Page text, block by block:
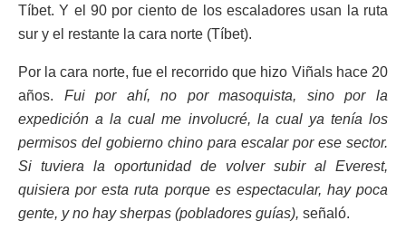
Tíbet. Y el 90 por ciento de los escaladores usan la ruta
sur y el restante la cara norte (Tíbet).
Por la cara norte, fue el recorrido que hizo Viñals hace 20
años. Fui por ahí, no por masoquista, sino por la
expedición a la cual me involucré, la cual ya tenía los
permisos del gobierno chino para escalar por ese sector.
Si tuviera la oportunidad de volver subir al Everest,
quisiera por esta ruta porque es espectacular, hay poca
gente, y no hay sherpas (pobladores guías), señaló.